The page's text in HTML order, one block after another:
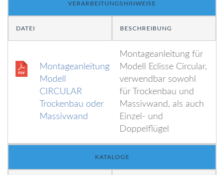
VERARBEITUNGSHINWEISE
DATEI BESCHREIBUNG
Montageanleitung
Modell
CIRCULAR
Trockenbau oder
Massivwand
Montageanleitung für
Modell Eclisse Circular,
verwendbar sowohl
für Trockenbau und
Massivwand, als auch
Einzel- und
Doppelflügel
KATALOGE